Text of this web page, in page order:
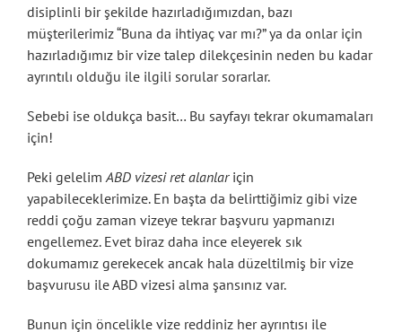
disiplinli bir şekilde hazırladığımızdan, bazı
müşterilerimiz “Buna da ihtiyaç var mı?” ya da onlar için
hazırladığımız bir vize talep dilekçesinin neden bu kadar
ayrıntılı olduğu ile ilgili sorular sorarlar.
Sebebi ise oldukça basit… Bu sayfayı tekrar okumamaları
için!
Peki gelelim ABD vizesi ret alanlariçin
yapabileceklerimize. En başta da belirttiğimiz gibi vize
reddi çoğu zaman vizeye tekrar başvuru yapmanızı
engellemez. Evet biraz daha ince eleyerek sık
dokumamız gerekecek ancak hala düzeltilmiş bir vize
başvurusu ile ABD vizesi alma şansınız var.
Bunun için öncelikle vize reddiniz her ayrıntısı ile